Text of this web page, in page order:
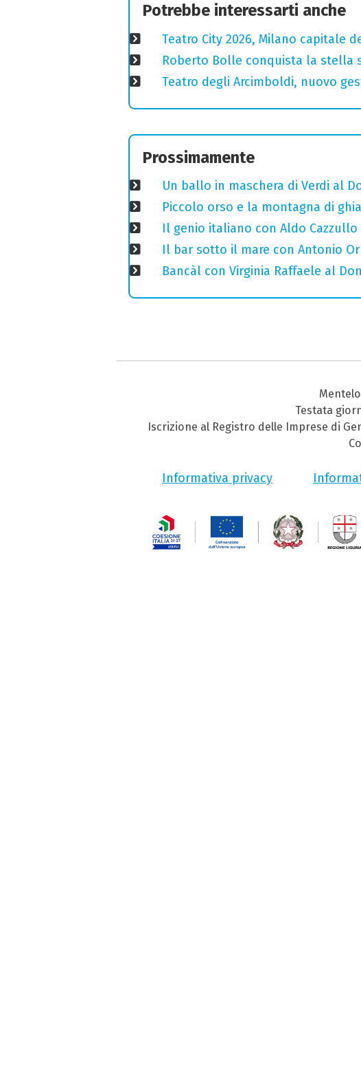
Potrebbe interessarti anche
Teatro City 2026, Milano capitale
Roberto Bolle conquista la stella
Teatro degli Arcimboldi, nuovo
Prossimamente
Un ballo in maschera di Verdi al
Piccolo orso e la montagna di
Il genio italiano con Aldo
Il bar sotto il mare con Antonio
Bancàl con Virginia Raffaele al
Testata
Iscrizione al Registro delle Imprese di
Informativa privacy